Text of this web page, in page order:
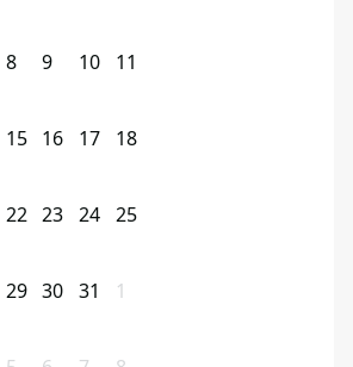
8 9 10 11
15 16 17 18
22 23 24 25
29 30 31 1